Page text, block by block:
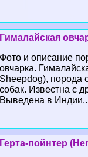
Гималайская
Фото и описание
овчарка.
Sheepdog), порода
собак. Известна с
Выведена в
Герта-пойнтер